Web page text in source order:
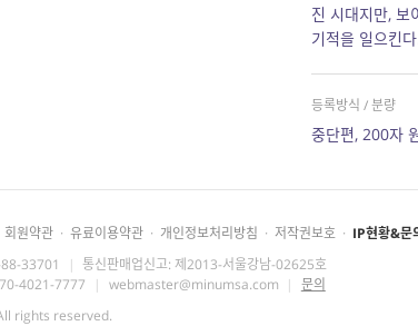
진 시대지만, 보
기적을 일으킨
등록방식 / 분량
중단편, 200자
회원약관 · 유료이용약관 · 개인정보처리방침 · 저작권보호 · IP현황&문
33701 | 통신판매업신고: 제2013-서울강남-02625호
4021-7777 | webmaster@minumsa.com | 문의
rights reserved.